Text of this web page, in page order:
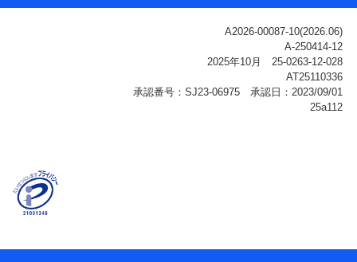
ご契約状態・ご利用履歴インターネット利用時の行動に
関する情報、アプリケーション利用時の行動に関する情
報、購入されたサービスや商品の名称・購入場所・決済
に関する情報、アンケートの回答に関する情報などが含
名、住所、生年月日、性別、保険契約者と被保険者の関
係、保険加入の目的、保険商品の内容、保険料、保険料
のお支払方法、車のメーカーや走行距離などの情報、建